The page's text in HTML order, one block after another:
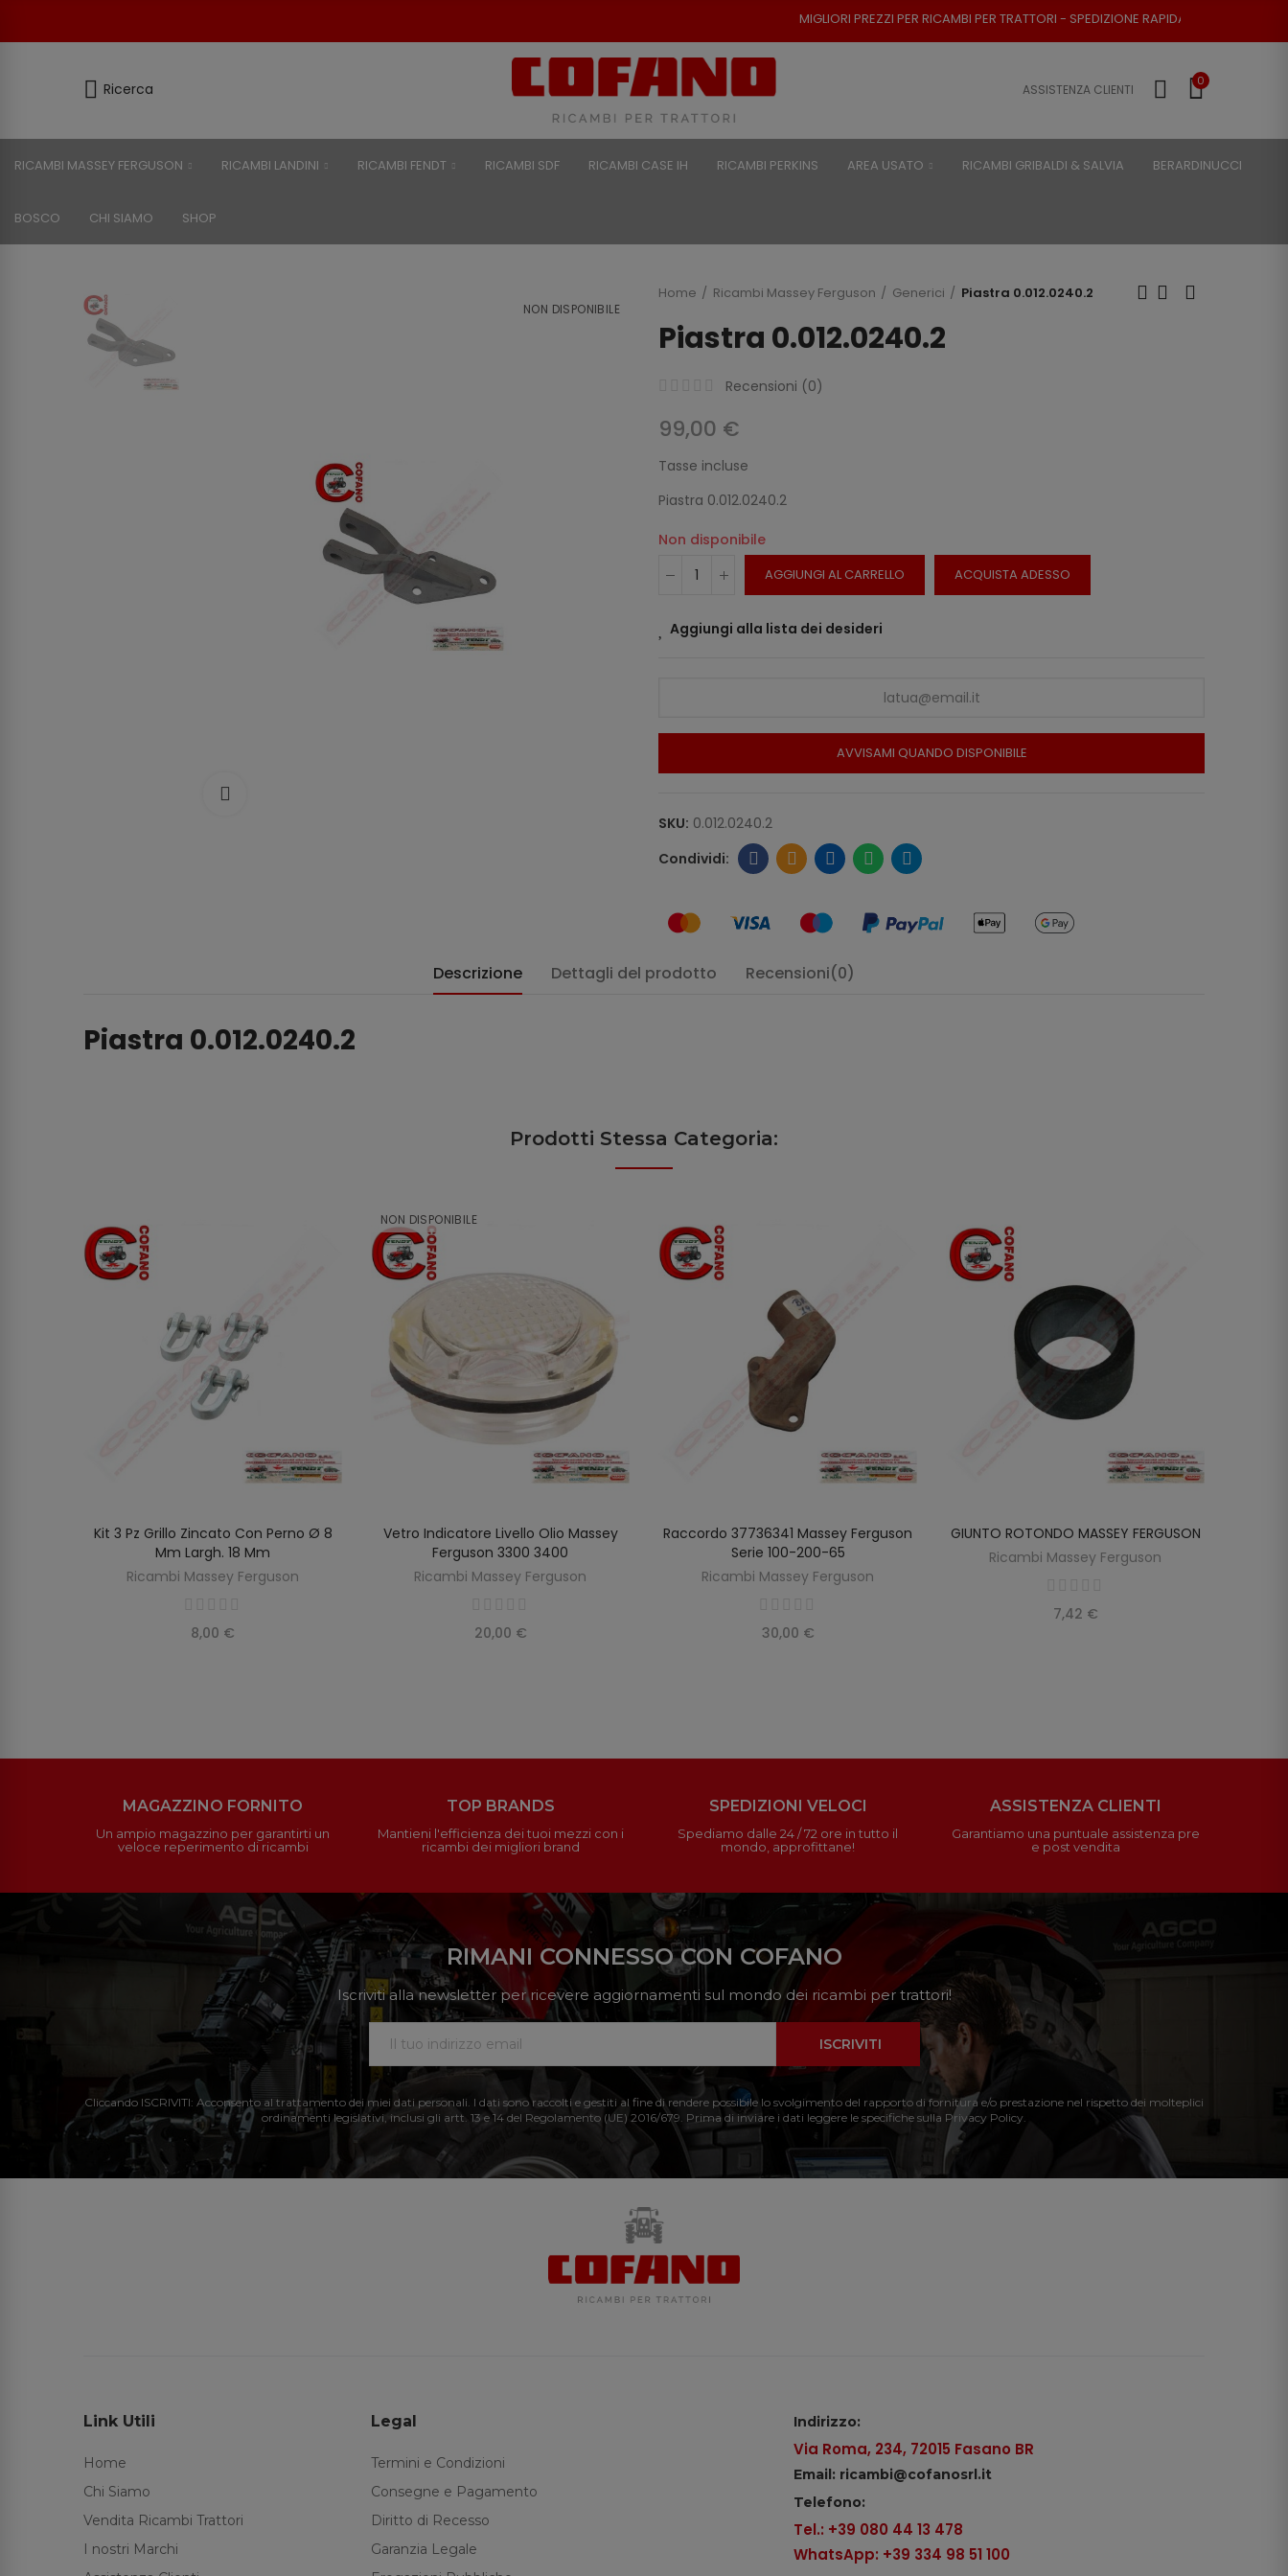
MIGLIORI PREZZI PER RICAMBI PER TRATTORI - SPEDIZIONE RAPIDA - RESO POSSIBILE
Ricerca ASSISTENZA CLIENTI
0
RICAMBI MASSEY FERGUSON RICAMBI LANDINI RICAMBI FENDT RICAMBI SDF RICAMBI CASE IH RICAMBI PERKINS AREA USATO RICAMBI GRIBALDI & SALVIA BERARDINUCCI
BOSCO CHI SIAMO SHOP
NON DISPONIBILE
Home Ricambi Massey Ferguson Generici Piastra 0.012.0240.2
Piastra 0.012.0240.2
Recensioni (0)
99,00 €
Tasse incluse
Piastra 0.012.0240.2
Non disponibile
AGGIUNGI AL CARRELLO ACQUISTA ADESSO
Aggiungi alla lista dei desideri
AVVISAMI QUANDO DISPONIBILE
SKU: 0.012.0240.2
Descrizione Dettagli del prodotto Recensioni(0)
Piastra 0.012.0240.2
Prodotti Stessa Categoria:
AGGIUNGI AL CARRELLO
Kit 3 Pz Grillo Zincato Con Perno Ø 8
Mm Largh. 18 Mm
Ricambi Massey Ferguson
8,00 €
NON DISPONIBILE
SCOPRIRE
Vetro Indicatore Livello Olio Massey
Ferguson 3300 3400
Ricambi Massey Ferguson
20,00 €
AGGIUNGI AL CARRELLO
Raccordo 37736341 Massey Ferguson
Serie 100-200-65
Ricambi Massey Ferguson
30,00 €
AGGIUNGI AL CARRELLO
GIUNTO ROTONDO MASSEY FERGUSON
Ricambi Massey Ferguson
7,42 €
MAGAZZINO FORNITO
Un ampio magazzino per garantirti un
veloce reperimento di ricambi
TOP BRANDS
Mantieni l'efficienza dei tuoi mezzi con i
ricambi dei migliori brand
SPEDIZIONI VELOCI
Spediamo dalle 24 / 72 ore in tutto il
mondo, approfittane!
ASSISTENZA CLIENTI
Garantiamo una puntuale assistenza pre
e post vendita
RIMANI CONNESSO CON COFANO
Iscriviti alla newsletter per ricevere aggiornamenti sul mondo dei ricambi per trattori!
ISCRIVITI
Cliccando ISCRIVITI: Acconsento al trattamento dei miei dati personali. I dati sono raccolti e gestiti al fine di rendere possibile lo svolgimento del rapporto di fornitura e/o prestazione nel rispetto dei molteplici
ordinamenti legislativi, inclusi gli artt. 13 e 14 del Regolamento (UE) 2016/679. Prima di inviare i dati leggere le specifiche sulla Privacy Policy.
Link Utili
Home
Chi Siamo
Vendita Ricambi Trattori
I nostri Marchi
Legal
Termini e Condizioni
Consegne e Pagamento
Diritto di Recesso
Garanzia Legale
Indirizzo:
Via Roma, 234, 72015 Fasano BR
Email: ricambi@cofanosrl.it
Telefono:
Tel.: +39 080 44 13 478
WhatsApp: +39 334 98 51 100